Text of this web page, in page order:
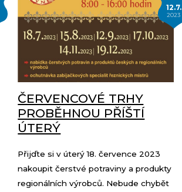
12.7.
2023
ČERVENCOVÉ TRHY
PROBĚHNOU PŘÍŠTÍ
ÚTERÝ
Přijďte si v úterý 18. července 2023
nakoupit čerstvé potraviny a produkty
regionálních výrobců. Nebude chybět